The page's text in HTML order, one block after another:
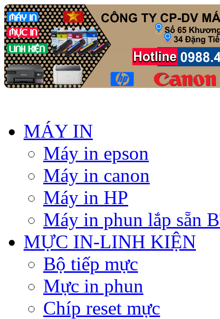
MÁY IN
Máy in epson
Máy in canon
Máy in HP
Máy in phun lắp sẵn
MỰC IN-LINH KIỆN
Bộ tiếp mực
Mực in phun
Chíp reset mực